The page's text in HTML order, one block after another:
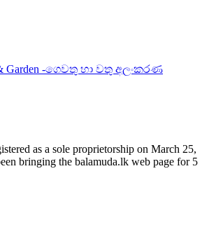
& Garden -ගෙවතු හා වතු අලංකරණ
as a sole proprietorship on March 25,
bringing the balamuda.lk web page for 5